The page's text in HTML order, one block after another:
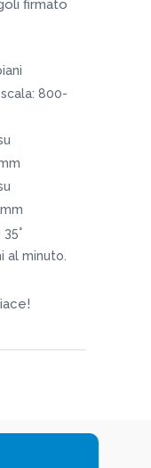
firmato
800-
al minuto.